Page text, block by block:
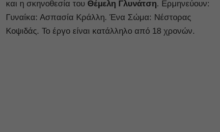
και η σκηνοθεσία του Θέμελη Γλυνάτση. Ερμηνεύουν:
Γυναίκα: Ασπασία Κράλλη. Ένα Σώμα: Νέστορας
Κοψιδάς. Το έργο είναι κατάλληλο από 18 χρονών.